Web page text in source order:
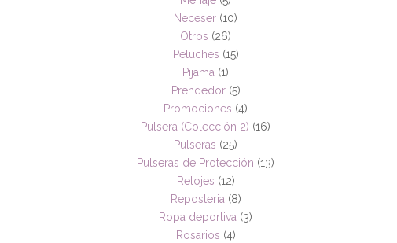
Neceser (10)
Otros (26)
Peluches (15)
Pijama (1)
Prendedor (5)
Promociones (4)
Pulsera (Colección 2) (16)
Pulseras (25)
Pulseras de Protección (13)
Relojes (12)
Reposteria (8)
Ropa deportiva (3)
Rosarios (4)